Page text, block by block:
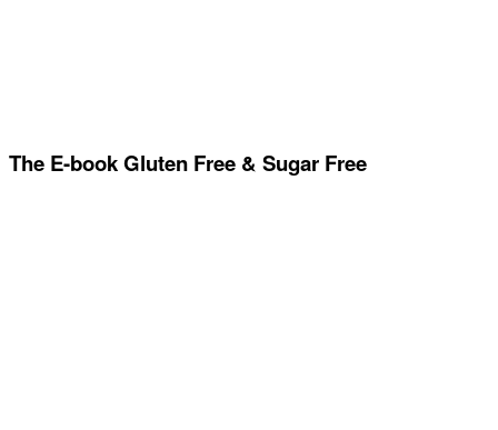
The E-book Gluten Free & Sugar Free